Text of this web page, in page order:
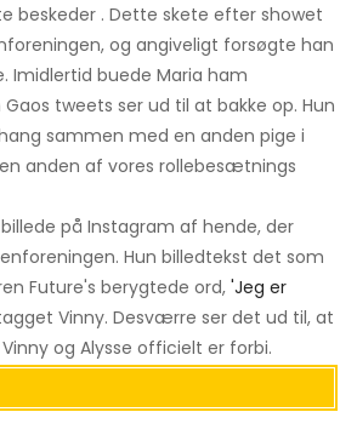
beskeder . Dette skete efter showet
og angiveligt forsøgte han
Imidlertid buede Maria ham
tweets ser ud til at bakke op. Hun
sammen med en anden pige i
anden af ​​vores rollebesætnings
på Instagram af hende, der
Hun billedtekst det som
Future's berygtede ord, 'Jeg er
Vinny. Desværre ser det ud til, at
og Alysse officielt er forbi.